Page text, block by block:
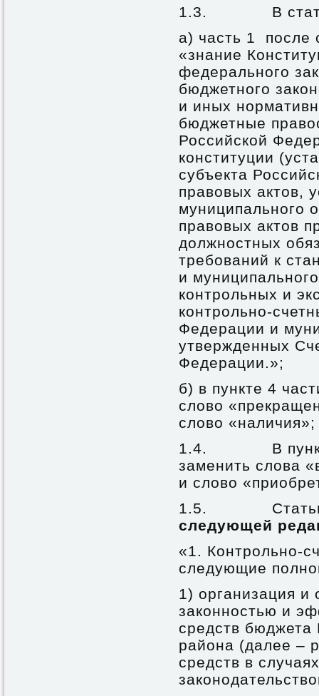
1.3. В статье
а) часть 1 после
«знание
федерального
бюджетного
и иных
бюджетные
Российской
конституции
субъекта
правовых актов,
муниципального
правовых актов
должностных
требований к
и
контрольных и
контрольно-
Федерации и
утвержденных
Федерации.»;
б) в пункте 4
слово
слово «наличия»;
1.4. В пункте
заменить слова
и слово
1.5. Статью
следующей
«1. Контрольно-
следующие
1) организация и
законностью и
средств бюджета
района (далее –
средств в